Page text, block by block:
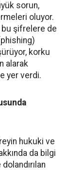
sorun,
oluyor.
bu şifrelere de
korku
alarak
yer verdi.
hukuki ve
da bilgi